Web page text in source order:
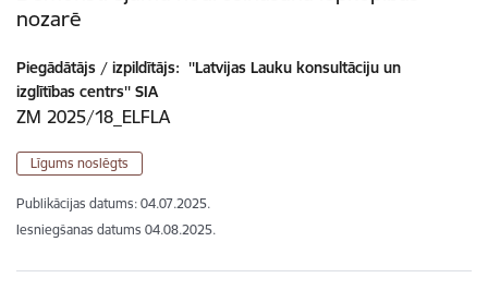
nozarē
Piegādātājs / izpildītājs: ''Latvijas Lauku konsultāciju un
izglītības centrs'' SIA
ZM 2025/18_ELFLA
Līgums noslēgts
Publikācijas datums: 04.07.2025.
Iesniegšanas datums 04.08.2025.